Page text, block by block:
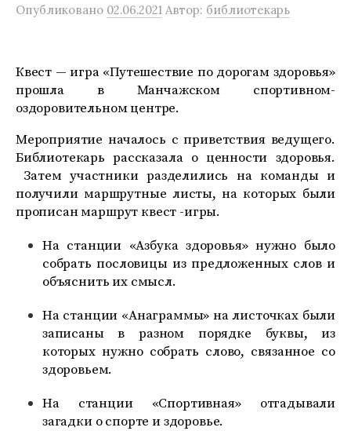
Опубликовано 02.06.2021 Автор: библиотекарь
Квест — игра «Путешествие по дорогам здоровья»
прошла в Манчажском спортивном-
оздоровительном центре.
Мероприятие началось с приветствия ведущего.
Библиотекарь рассказала о ценности здоровья.
Затем участники разделились на команды и
получили маршрутные листы, на которых были
прописан маршрут квест -игры.
На станции «Азбука здоровья» нужно было
собрать пословицы из предложенных слов и
объяснить их смысл.
На станции «Анаграммы» на листочках были
записаны в разном порядке буквы, из
которых нужно собрать слово, связанное со
здоровьем.
На станции «Спортивная» отгадывали
загадки о спорте и здоровье.